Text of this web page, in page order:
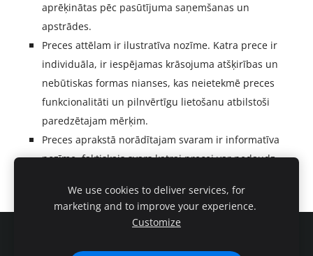
aprēķinātas pēc pasūtījuma saņemšanas un
apstrādes.
Preces attēlam ir ilustratīva nozīme. Katra prece ir
individuāla, ir iespējamas krāsojuma atšķirības un
nebūtiskas formas nianses, kas neietekmē preces
funkcionalitāti un pilnvērtīgu lietošanu atbilstoši
paredzētajam mērķim.
Preces aprakstā norādītajam svaram ir informatīva
nozīme,faktiskais svarskatrai precei var nedaudz
We use cookies to deliver services, for
marketing and to improve your experience.
Customize